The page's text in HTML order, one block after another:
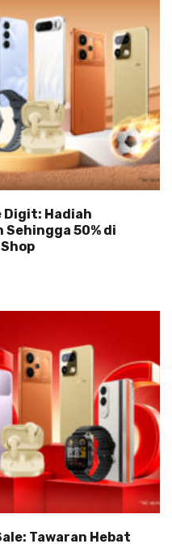
Digit: Hadiah
50% di
Tawaran Hebat